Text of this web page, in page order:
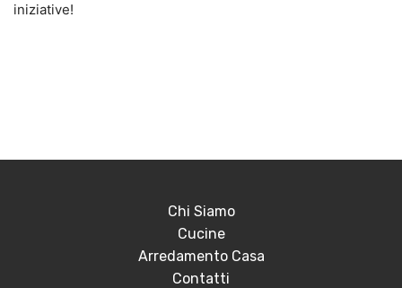
iniziative!
Chi Siamo
Cucine
Arredamento Casa
Contatti